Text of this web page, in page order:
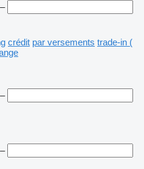
–
crédit par versements trade-in (
–
–